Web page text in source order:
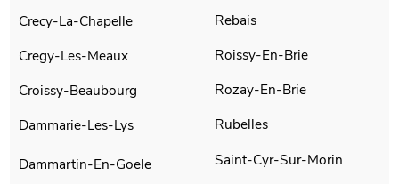
Crecy-La-Chapelle
Cregy-Les-Meaux
Croissy-Beaubourg
Dammarie-Les-Lys
Dammartin-En-Goele
Rebais
Roissy-En-Brie
Rozay-En-Brie
Rubelles
Saint-Cyr-Sur-Morin